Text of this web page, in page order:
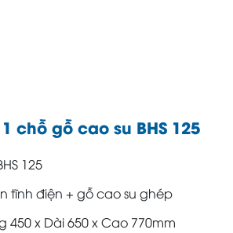
chỗ gỗ cao su BHS 125
125
tĩnh điện + gỗ cao su ghép
450 x Dài 650 x Cao 770mm